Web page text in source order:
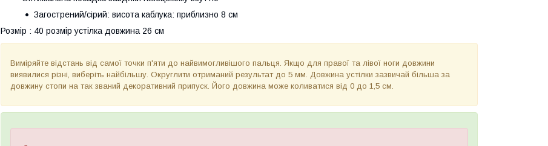
Загострений/сірий: висота каблука: приблизно 8 см
Розмір : 40 розмір устілка довжина 26 см
Виміряйте відстань від самої точки п'яти до найвимогливішого пальця. Якщо для правої та лівої ноги довжини
виявилися різні, виберіть найбільшу. Округлити отриманий результат до 5 мм. Довжина устілки зазвичай більша за
довжину стопи на так званий декоративний припуск. Його довжина може коливатися від 0 до 1,5 см.